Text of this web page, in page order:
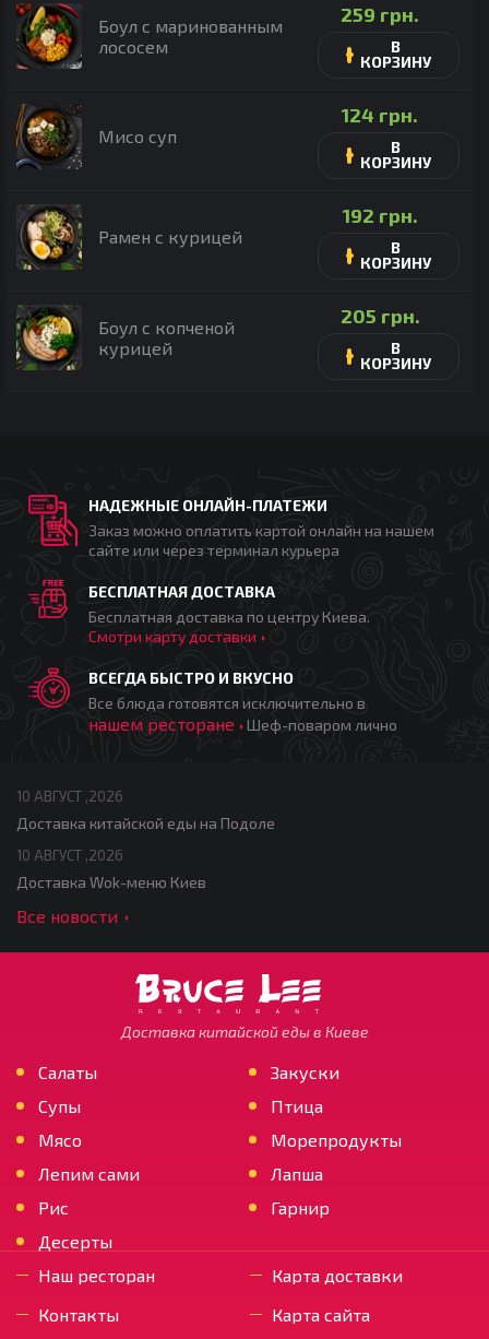
Боул с маринованным
лососем
259 грн.
В
КОРЗИНУ
Мисо суп
124 грн.
В
КОРЗИНУ
Рамен с курицей
192 грн.
В
КОРЗИНУ
Боул с копченой
курицей
205 грн.
В
КОРЗИНУ
НАДЕЖНЫЕ ОНЛАЙН-ПЛАТЕЖИ
Заказ можно оплатить картой онлайн на нашем
сайте или через терминал курьера
БЕСПЛАТНАЯ ДОСТАВКА
Бесплатная доставка по центру Киева.
Смотри карту доставки
ВСЕГДА БЫСТРО И ВКУСНО
Все блюда готовятся исключительно в
нашем ресторане Шеф-поваром лично
10 АВГУСТ ,2026
Доставка китайской еды на Подоле
10 АВГУСТ ,2026
Доставка Wok-меню Киев
Все новости
Доставка китайской еды в Киеве
Салаты
Закуски
Супы
Птица
Мясо
Морепродукты
Лепим сами
Лапша
Рис
Гарнир
Десерты
Наш ресторан
Карта доставки
Контакты
Карта сайта